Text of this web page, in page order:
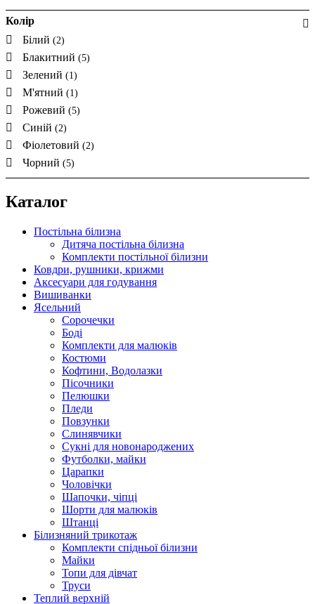
Колір
Білий (2)
Блакитний (5)
Зелений (1)
М'ятний (1)
Рожевий (5)
Синій (2)
Фіолетовий (2)
Чорний (5)
Каталог
Постільна білизна
Дитяча постільна білизна
Комплекти постільної білизни
Ковдри, рушники, крижми
Аксесуари для годування
Вишиванки
Ясельний
Cорочечки
Боді
Комплекти для малюків
Костюми
Кофтини, Водолазки
Пісочники
Пелюшки
Пледи
Повзунки
Слинявчики
Сукні для новонароджених
Футболки, майки
Царапки
Чоловічки
Шапочки, чіпці
Шорти для малюків
Штанці
Білизняний трикотаж
Комплекти спідньої білизни
Майки
Топи для дівчат
Труси
Теплий верхній